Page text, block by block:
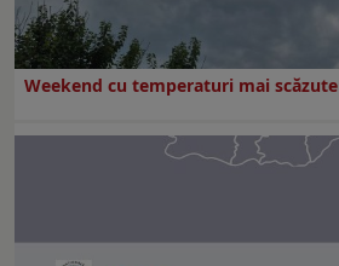
Weekend cu temperaturi mai scăzute